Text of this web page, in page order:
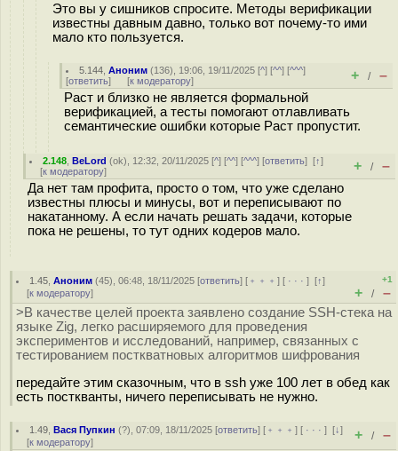
Это вы у сишников спросите. Методы верификации
известны давным давно, только вот почему-то ими
мало кто пользуется.
5.144 ,Аноним (136), 19:06, 19/11/2025 [^] [^^] [^^^]
[ответить] [к модератору] + / –
Раст и близко не является формальной
верификацией, а тесты помогают отлавливать
семантические ошибки которые Раст пропустит.
2.148 ,BeLord (ok), 12:32, 20/11/2025 [^] [^^] [^^^] [ответить][↑]
[к модератору] + / –
Да нет там профита, просто о том, что уже сделано
известны плюсы и минусы, вот и переписывают по
накатанному. А если начать решать задачи, которые
пока не решены, то тут одних кодеров мало.
1.45 ,Аноним (45), 06:48, 18/11/2025 [ответить] [ ﹢﹢﹢] [ · · ·][↑]
[к модератору]
+1
+ / –
>В качестве целей проекта заявлено создание SSH-стека на
языке Zig, легко расширяемого для проведения
экспериментов и исследований, например, связанных с
тестированием посткватновых алгоритмов шифрования
передайте этим сказочным, что в ssh уже 100 лет в обед как
есть посткванты, ничего переписывать не нужно.
1.49 ,Вася Пупкин (?), 07:09, 18/11/2025 [ответить] [ ﹢﹢﹢] [ · · ·][↓]
[к модератору] + / –